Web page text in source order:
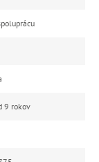
9 rokov